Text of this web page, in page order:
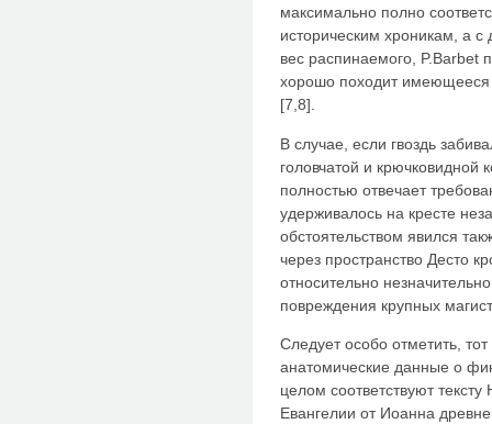
максимально полно
историческим хроникам, а с
вес распинаемого, P.Barbet
хорошо походит имеющееся
[7,8].
В случае, если гвоздь
головчатой и крючковидной
полностью отвечает
удерживалось на кресте
обстоятельством явился
через пространство Десто
относительно
повреждения крупных
Следует особо отметить,
анатомические данные о
целом соответствуют
Евангелии от Иоанна